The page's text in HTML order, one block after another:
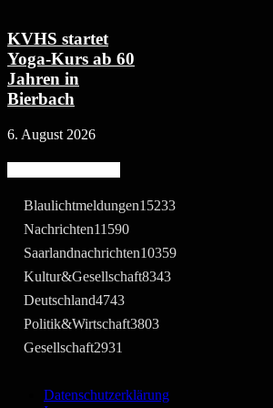
KVHS startet
Yoga-Kurs ab 60
Jahren in
Bierbach
6. August 2026
Blaulichtmeldungen15233
Nachrichten11590
Saarlandnachrichten10359
Kultur&Gesellschaft8343
Deutschland4743
Politik&Wirtschaft3803
Gesellschaft2931
Datenschutzerklärung